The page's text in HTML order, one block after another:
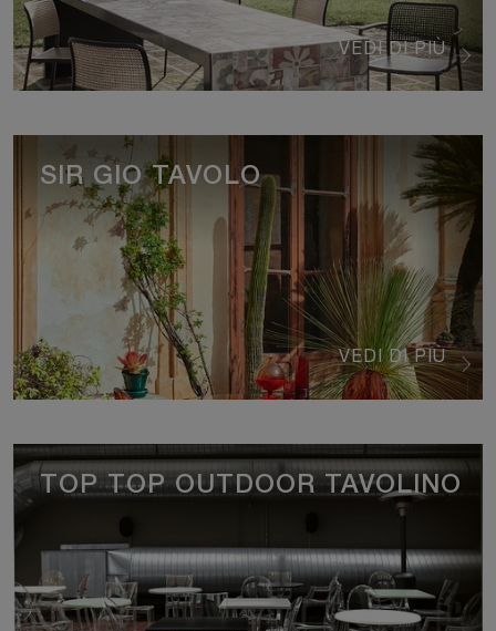
VEDI DI PIÙ
VEDI DI PIÙ
SIR GIO TAVOLO
TOP TOP OUTDOOR TAVOLINO